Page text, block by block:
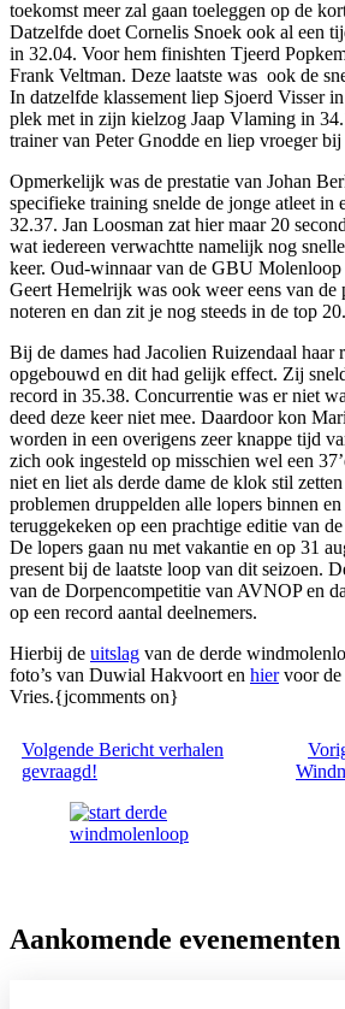
toekomst meer zal gaan toeleggen op de
Datzelfde doet Cornelis Snoek ook al een
in 32.04. Voor hem finishten Tjeerd
Frank Veltman. Deze laatste was ook de
In datzelfde klassement liep Sjoerd Visser
plek met in zijn kielzog Jaap Vlaming in
trainer van Peter Gnodde en liep vroeger
Opmerkelijk was de prestatie van Johan
specifieke training snelde de jonge atleet in
32.37. Jan Loosman zat hier maar 20
wat iedereen verwachtte namelijk nog
keer. Oud-winnaar van de GBU Molenloop
Geert Hemelrijk was ook weer eens van de
noteren en dan zit je nog steeds in de top 20.
Bij de dames had Jacolien Ruizendaal haar
opgebouwd en dit had gelijk effect. Zij
record in 35.38. Concurrentie was er niet
deed deze keer niet mee. Daardoor kon
worden in een overigens zeer knappe tijd
zich ook ingesteld op misschien wel een
niet en liet als derde dame de klok stil
problemen druppelden alle lopers binnen
teruggekeken op een prachtige editie van
De lopers gaan nu met vakantie en op 31
present bij de laatste loop van dit seizoen.
van de Dorpencompetitie van AVNOP en
op een record aantal deelnemers.
Hierbij de uitslag van de derde
foto’s van Duwial Hakvoort en hiervoor de
Vries.{jcomments on}
Volgende Bericht verhalen
gevraagd!
Aankomende evenementen